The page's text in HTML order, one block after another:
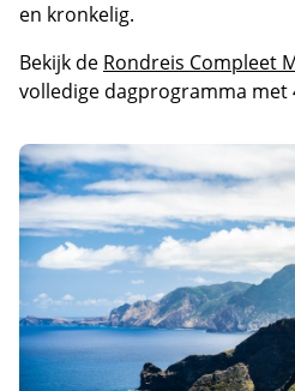
en kronkelig.
Bekijk de Rondreis Compleet
volledige dagprogramma met